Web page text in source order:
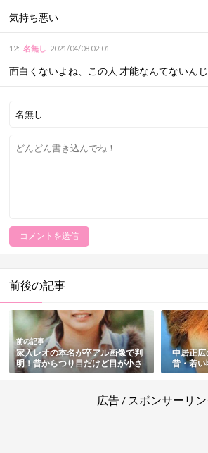
気持ち悪い
12: 名無し 2021/04/08 02:01
面白くないよね、この人 才能なんてないん
前後の記事
前の記事
家入レオの本名が卒アル画像で判
明！昔からつり目だけど目が小さ
い？
中居正広
昔・若
広告 / スポンサーリン